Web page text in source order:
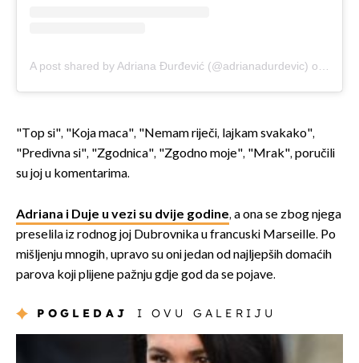
A post shared by Adriana Đurđević (@adrianadurdevic) on
"Top si", "Koja maca", "Nemam riječi, lajkam svakako",
"Predivna si", "Zgodnica", "Zgodno moje", "Mrak", poručili
su joj u komentarima.
Adriana i Duje u vezi su dvije godine, a ona se zbog njega
preselila iz rodnog joj Dubrovnika u francuski Marseille. Po
mišljenju mnogih, upravo su oni jedan od najljepših domaćih
parova koji plijene pažnju gdje god da se pojave.
POGLEDAJ I OVU GALERIJU